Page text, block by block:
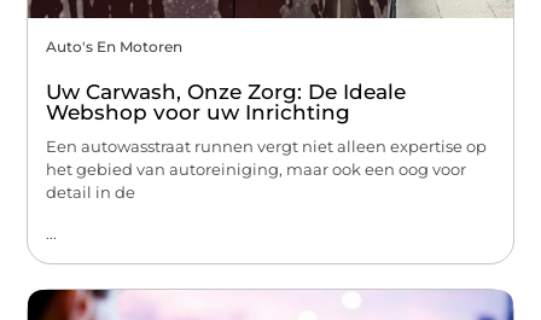
Auto's En Motoren
Uw Carwash, Onze Zorg: De Ideale
Webshop voor uw Inrichting
Een autowasstraat runnen vergt niet alleen expertise op
het gebied van autoreiniging, maar ook een oog voor
detail in de
...